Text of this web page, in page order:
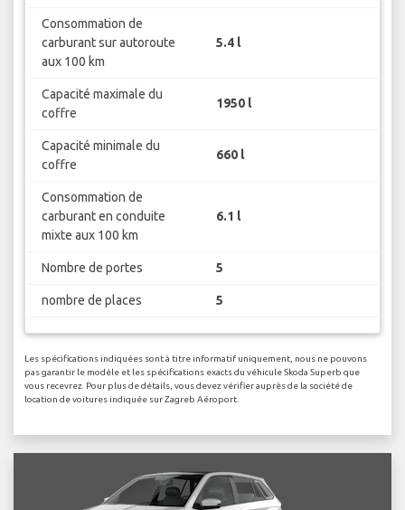
Consommation de
carburant sur autoroute
aux 100 km
5.4 l
Capacité maximale du
coffre
1950 l
Capacité minimale du
coffre
660 l
Consommation de
carburant en conduite
mixte aux 100 km
6.1 l
Nombre de portes 5
nombre de places 5
Les spécifications indiquées sont à titre informatif uniquement, nous ne pouvons
pas garantir le modèle et les spécifications exacts du véhicule Skoda Superb que
vous recevrez. Pour plus de détails, vous devez vérifier auprès de la société de
location de voitures indiquée sur Zagreb Aéroport.